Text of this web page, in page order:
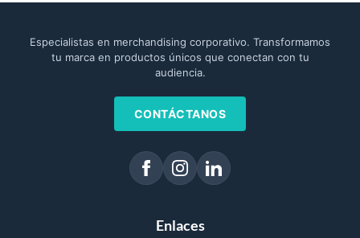
Especialistas en merchandising corporativo. Transformamos
tu marca en productos únicos que conectan con tu
audiencia.
CONTÁCTANOS
Enlaces